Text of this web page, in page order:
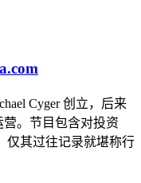
Cyger 创立，后来
营。节目包含对投资
仅其过往记录就堪称行